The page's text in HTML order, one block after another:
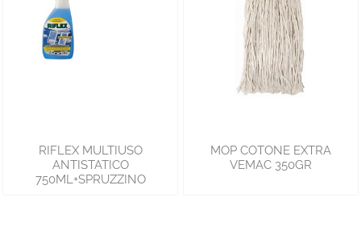
RIFLEX MULTIUSO
ANTISTATICO
750ML+SPRUZZINO
MOP COTONE EXTRA
VEMAC 350GR